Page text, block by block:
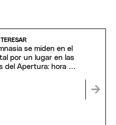
se miden en el
por un lugar en las
del Apertura: hora y